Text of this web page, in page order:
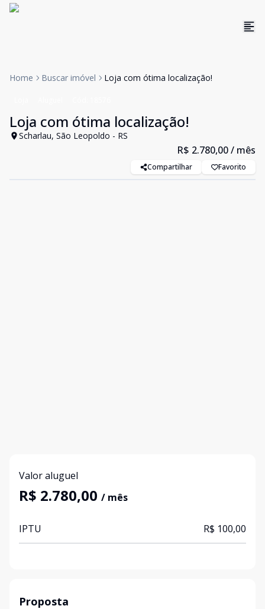
Home Buscar imóvel Loja com ótima localização!
Loja com ótima localização!
Scharlau, São Leopoldo - RS
R$ 2.780,00/ mês
Compartilhar Favorito
Valor aluguel
R$ 2.780,00 / mês
IPTU R$ 100,00
Proposta